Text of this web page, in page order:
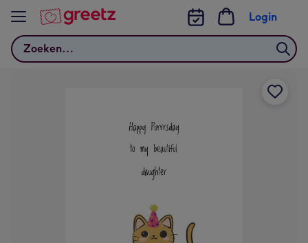
Bekijk meer
Zoeken
Login